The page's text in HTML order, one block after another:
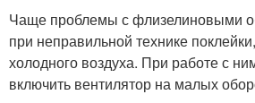
Чаще проблемы с флизелиновыми
при неправильной технике
холодного воздуха. При работе с
включить вентилятор на малых